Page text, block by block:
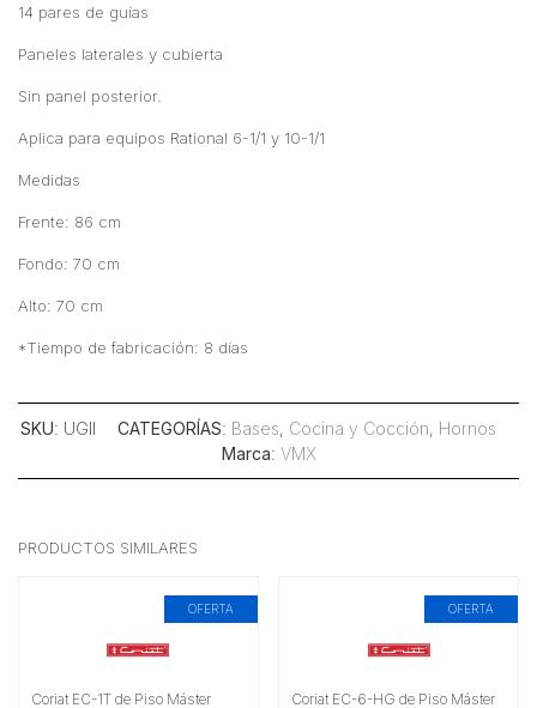
14 pares de guías
Paneles laterales y cubierta
Sin panel posterior.
Aplica para equipos Rational 6-1/1 y 10-1/1
Medidas
Frente: 86 cm
Fondo: 70 cm
Alto: 70 cm
*Tiempo de fabricación: 8 días
SKU: UGII CATEGORÍAS: Bases, Cocina y Cocción, Hornos
Marca: VMX
PRODUCTOS SIMILARES
OFERTA
Coriat EC-1T de Piso Máster
OFERTA
Coriat EC-6-HG de Piso Máster